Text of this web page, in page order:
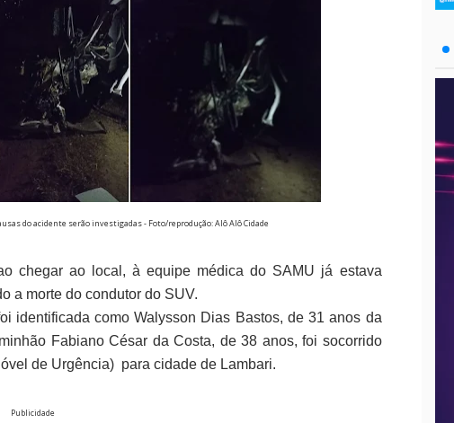
do acidente serão investigadas - Foto/reprodução: Alô Alô Cidade
chegar ao local, à equipe médica do SAMU já estava
a morte do condutor do SUV.
identificada como Walysson Dias Bastos, de 31 anos da
Fabiano César da Costa, de 38 anos, foi socorrido
de Urgência) para cidade de Lambari.
Publicidade